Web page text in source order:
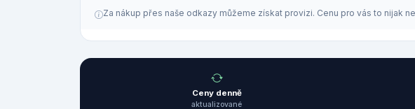
Za nákup přes naše odkazy můžeme získat provizi. Cenu pro vás to nijak
Ceny denně
aktualizované